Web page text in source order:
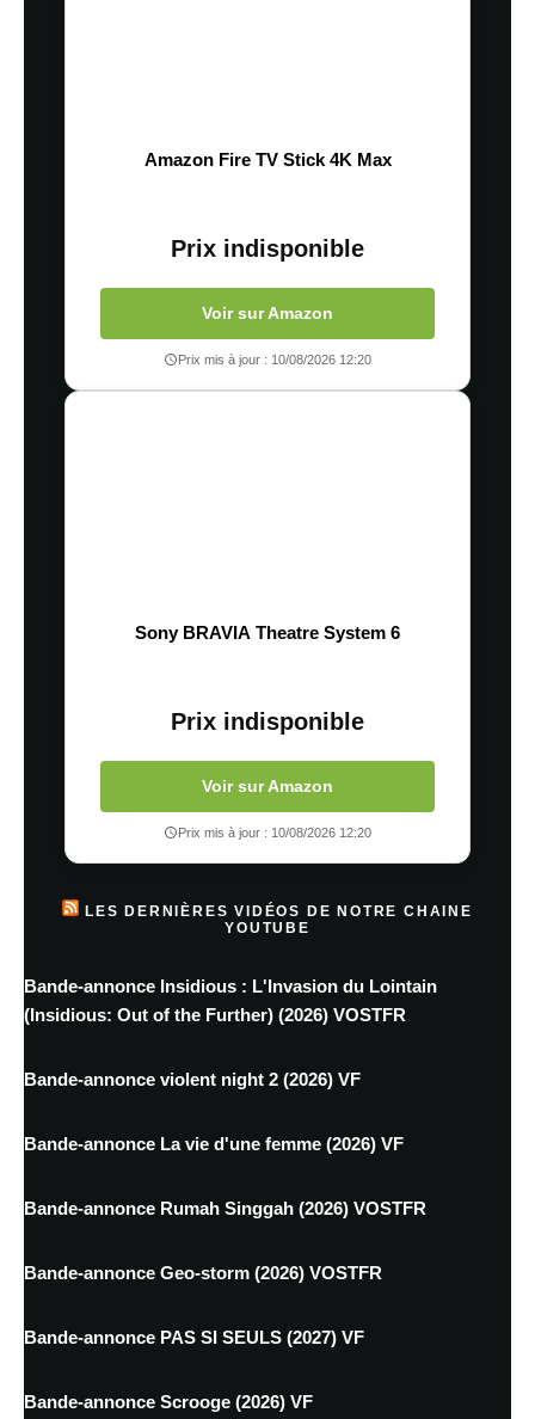
Amazon Fire TV Stick 4K Max
Prix indisponible
Voir sur Amazon
Prix mis à jour : 10/08/2026 12:20
Sony BRAVIA Theatre System 6
Prix indisponible
Voir sur Amazon
Prix mis à jour : 10/08/2026 12:20
LES DERNIÈRES VIDÉOS DE NOTRE CHAINE
YOUTUBE
Bande-annonce Insidious : L'Invasion du Lointain
(Insidious: Out of the Further) (2026) VOSTFR
Bande-annonce violent night 2 (2026) VF
Bande-annonce La vie d'une femme (2026) VF
Bande-annonce Rumah Singgah (2026) VOSTFR
Bande-annonce Geo-storm (2026) VOSTFR
Bande-annonce PAS SI SEULS (2027) VF
Bande-annonce Scrooge (2026) VF